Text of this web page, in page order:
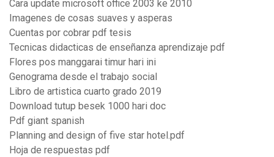
Cara update microsoft office 2003 ke 2010
Imagenes de cosas suaves y asperas
Cuentas por cobrar pdf tesis
Tecnicas didacticas de enseñanza aprendizaje pdf
Flores pos manggarai timur hari ini
Genograma desde el trabajo social
Libro de artistica cuarto grado 2019
Download tutup besek 1000 hari doc
Pdf giant spanish
Planning and design of five star hotel.pdf
Hoja de respuestas pdf